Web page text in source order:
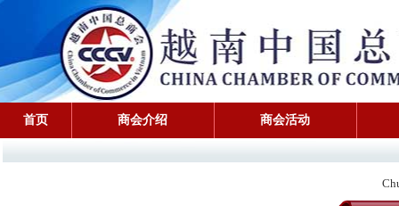
首页 商会介绍 商会活动